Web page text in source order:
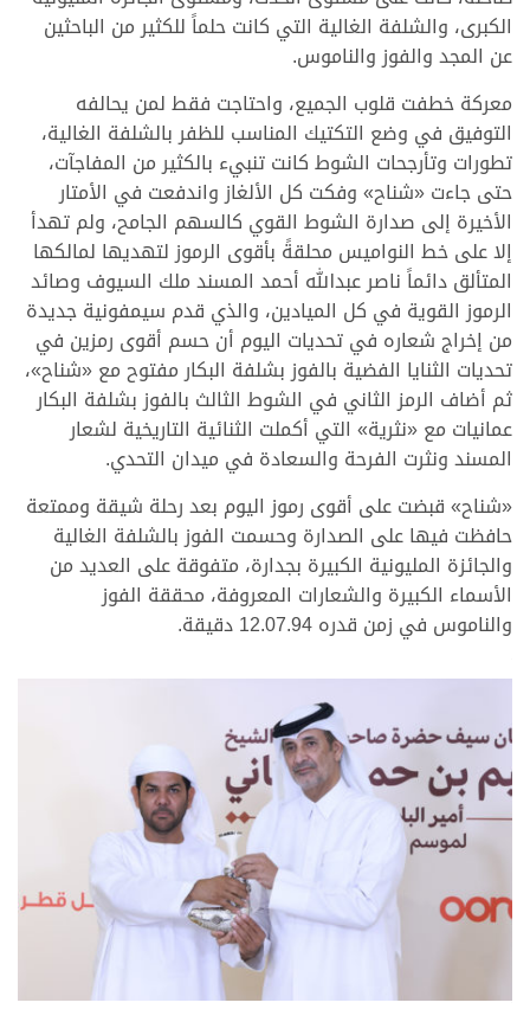
الكبرى، والشلفة الغالية التي كانت حلماً للكثير من الباحثين
عن المجد والفوز والناموس.
معركة خطفت قلوب الجميع، واحتاجت فقط لمن يحالفه
التوفيق في وضع التكتيك المناسب للظفر بالشلفة الغالية،
تطورات وتأرجحات الشوط كانت تنبيء بالكثير من المفاجآت،
حتى جاءت «شناح» وفكت كل الألغاز واندفعت في الأمتار
الأخيرة إلى صدارة الشوط القوي كالسهم الجامح، ولم تهدأ
إلا على خط النواميس محلقةً بأقوى الرموز لتهديها لمالكها
المتألق دائماً ناصر عبدالله أحمد المسند ملك السيوف وصائد
الرموز القوية في كل الميادين، والذي قدم سيمفونية جديدة
من إخراج شعاره في تحديات اليوم أن حسم أقوى رمزين في
تحديات الثنايا الفضية بالفوز بشلفة البكار مفتوح مع «شناح»،
ثم أضاف الرمز الثاني في الشوط الثالث بالفوز بشلفة البكار
عمانيات مع «نثرية» التي أكملت الثنائية التاريخية لشعار
المسند ونثرت الفرحة والسعادة في ميدان التحدي.
«شناح» قبضت على أقوى رموز اليوم بعد رحلة شيقة وممتعة
حافظت فيها على الصدارة وحسمت الفوز بالشلفة الغالية
والجائزة المليونية الكبيرة بجدارة، متفوقة على العديد من
الأسماء الكبيرة والشعارات المعروفة، محققة الفوز
والناموس في زمن قدره 12.07.94 دقيقة.
.